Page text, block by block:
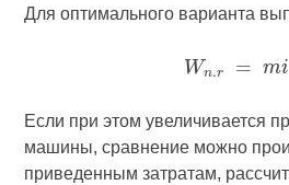
Для оптимального варианта
Если при этом увеличивается
машины, сравнение можно
приведенным затратам,